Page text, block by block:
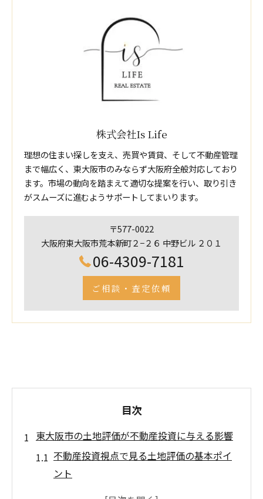
株式会社Is Life
理想の住まい探しを支え、売買や賃貸、そして不動産管理
まで幅広く、東大阪市のみならず大阪府全般対応しており
ます。市場の動向を踏まえて適切な提案を行い、取り引き
がスムーズに進むようサポートしてまいります。
〒577-0022
大阪府東大阪市荒本新町２−２６ 中野ビル ２０１
06-4309-7181
ご相談・査定依頼
目次
東大阪市の土地評価が不動産投資に与える影響
不動産投資視点で見る土地評価の基本ポイ
ント
東大阪市の土地評価が不動産選定に及ぼす